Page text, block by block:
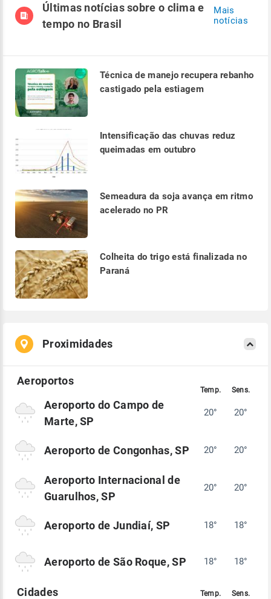
Últimas notícias sobre o clima e
tempo no Brasil
Mais
notícias
Técnica de manejo recupera rebanho
castigado pela estiagem
Intensificação das chuvas reduz
queimadas em outubro
Semeadura da soja avança em ritmo
acelerado no PR
Colheita do trigo está finalizada no
Paraná
Proximidades
Aeroporto do Campo de
Marte, SP
20° 20°
Aeroporto de Congonhas, SP 20° 20°
Aeroporto Internacional de
Guarulhos, SP
20° 20°
Aeroporto de Jundiaí, SP 18° 18°
Aeroporto de São Roque, SP 18° 18°